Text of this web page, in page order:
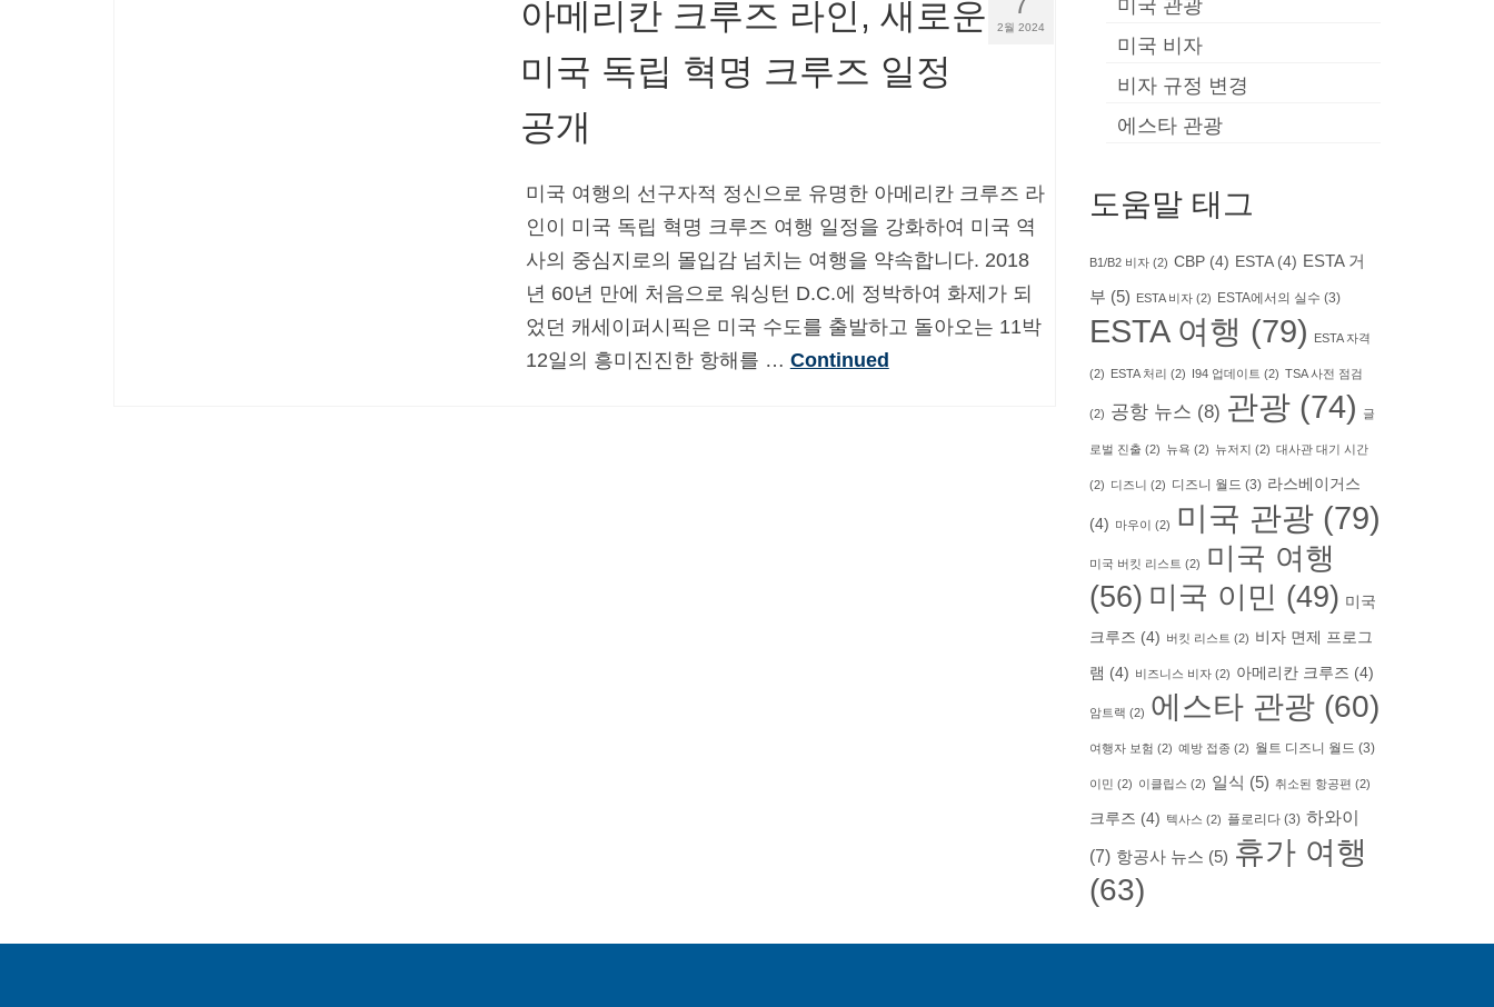
2월 2024
아메리칸 크루즈 라인, 새로운
미국 독립 혁명 크루즈 일정
공개
미국 여행의 선구자적 정신으로 유명한 아메리칸 크루즈 라
인이 미국 독립 혁명 크루즈 여행 일정을 강화하여 미국 역
사의 중심지로의 몰입감 넘치는 여행을 약속합니다. 2018
년 60년 만에 처음으로 워싱턴 D.C.에 정박하여 화제가 되
었던 캐세이퍼시픽은 미국 수도를 출발하고 돌아오는 11박
12일의 흥미진진한 항해를 … Continued
미국 관광
미국 비자
비자 규정 변경
에스타 관광
도움말 태그
B1/B2 비자(2) CBP(4) ESTA(4) ESTA 거
부 (5) ESTA 비자(2) ESTA에서의 실수 (3)
ESTA 여행 (79) ESTA 자격
(2) ESTA 처리 (2) I94 업데이트 (2) TSA 사전 점검
(2) 공항 뉴스 (8) 관광(74) 글
로벌 진출 (2) 뉴욕 (2) 뉴저지 (2) 대사관 대기 시간
(2) 디즈니 (2) 디즈니 월드 (3) 라스베이거스
(4) 마우이 (2) 미국 관광(79)
미국 버킷 리스트 (2)
미국 여행
(56) 미국 이민 (49) 미국
크루즈 (4) 버킷 리스트 (2) 비자 면제 프로그
램 (4) 비즈니스 비자(2) 아메리칸 크루즈 (4)
암트랙 (2) 에스타 관광(60)
여행자 보험 (2) 예방 접종 (2) 월트 디즈니 월드 (3)
이민 (2) 이클립스 (2) 일식 (5) 취소된 항공편 (2)
크루즈 (4) 텍사스 (2) 플로리다(3) 하와이
(7) 항공사 뉴스 (5) 휴가 여행
(63)